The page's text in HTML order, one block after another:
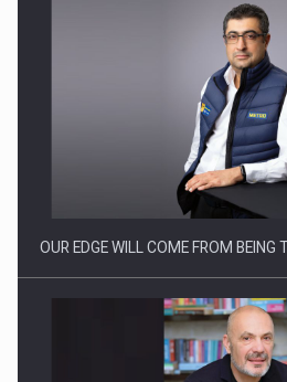
Producatorii si comerciantii care nu
OUR EDGE WILL COME FROM